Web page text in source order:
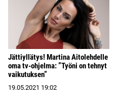
Jättiyllätys! Martina Aitolehdelle
oma tv-ohjelma: ”Työni on tehnyt
vaikutuksen”
19.05.2021 19:02